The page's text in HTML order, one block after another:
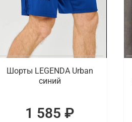
Шорты LEGENDA Urban
синий
1 585 ₽